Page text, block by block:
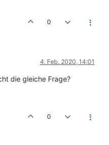
0
4. Feb. 2020, 14:01
die gleiche Frage?
0